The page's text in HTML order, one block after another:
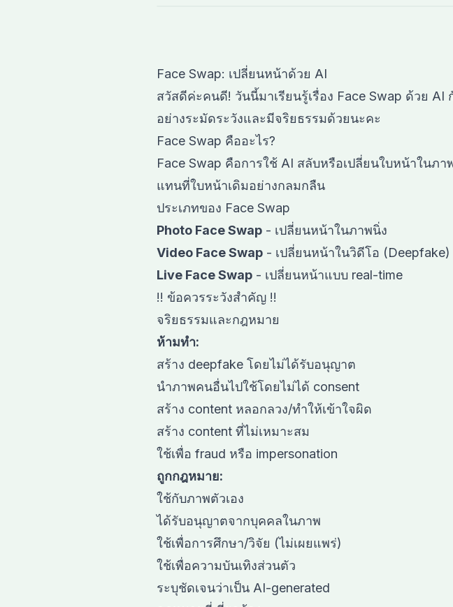
Face Swap: เปลี่ยนหน้าด้วย AI
สวัสดีค่ะคนดี! วันนี้มาเรียนรู้เรื่อง Face Swap ด้วย
อย่างระมัดระวังและมีจริยธรรมด้วยนะคะ
Face Swap คืออะไร?
Face Swap คือการใช้ AI สลับหรือเปลี่ยนใบหน้าในภ
แทนที่ใบหน้าเดิมอย่างกลมกลืน
ประเภทของ Face Swap
Photo Face Swap - เปลี่ยนหน้าในภาพนิ่ง
Video Face Swap - เปลี่ยนหน้าในวิดีโอ (Deepfake)
Live Face Swap - เปลี่ยนหน้าแบบ real-time
!! ข้อควรระวังสำคัญ !!
จริยธรรมและกฎหมาย
ห้ามทำ:
สร้าง deepfake โดยไม่ได้รับอนุญาต
นำภาพคนอื่นไปใช้โดยไม่ได้ consent
สร้าง content หลอกลวง/ทำให้เข้าใจผิด
สร้าง content ที่ไม่เหมาะสม
ใช้เพื่อ fraud หรือ impersonation
ถูกกฎหมาย:
ใช้กับภาพตัวเอง
ได้รับอนุญาตจากบุคคลในภาพ
ใช้เพื่อการศึกษา/วิจัย (ไม่เผยแพร่)
ใช้เพื่อความบันเทิงส่วนตัว
ระบุชัดเจนว่าเป็น AI-generated